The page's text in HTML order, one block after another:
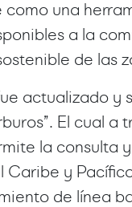
una
a la
de las
actualizado y
El cual a
la consulta
Caribe y
de línea